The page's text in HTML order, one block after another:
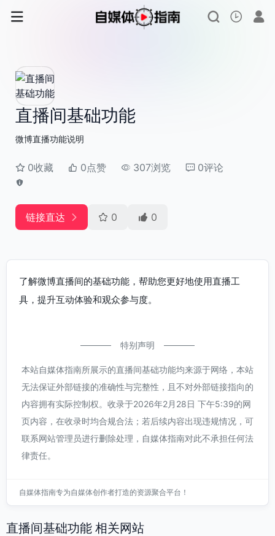
直播间基础功能
微博直播功能说明
0收藏 0点赞 307浏览 0评论
链接直达 0 0
了解微博直播间的基础功能，帮助您更好地使用直播工
具，提升互动体验和观众参与度。
特别声明
本站自媒体指南所展示的直播间基础功能均来源于网络，本站
无法保证外部链接的准确性与完整性，且不对外部链接指向的
内容拥有实际控制权。收录于2026年2月28日 下午5:39的网
页内容，在收录时均合规合法；若后续内容出现违规情况，可
联系网站管理员进行删除处理，自媒体指南对此不承担任何法
律责任。
自媒体指南专为自媒体创作者打造的资源聚合平台！
直播间基础功能 相关网站